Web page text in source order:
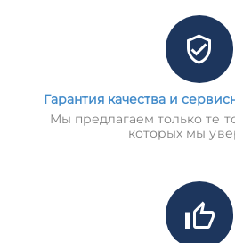
Гарантия качества и
Мы предлагаем только те
которых мы